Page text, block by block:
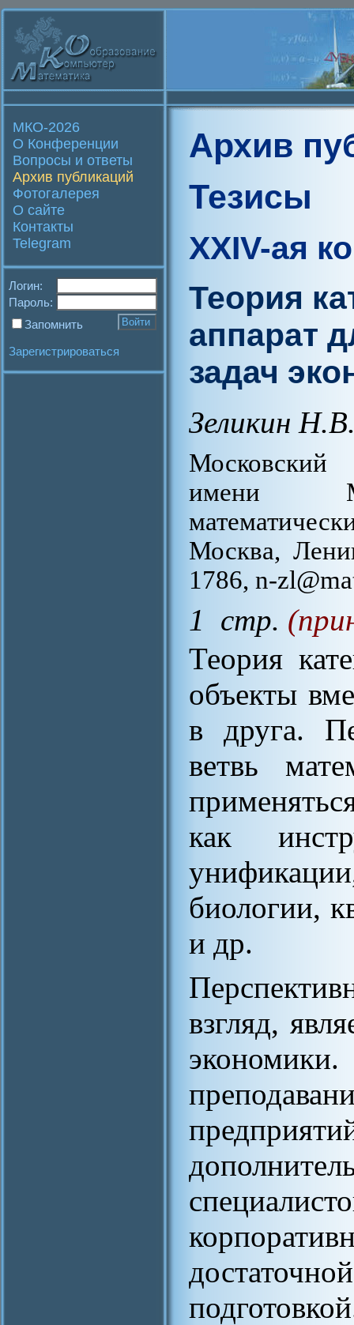
МКО-2026
О Конференции
Вопросы и ответы
Архив публикаций
Фотогалерея
О сайте
Контакты
Telegram
Логин:
Пароль:
Запомнить
Зарегистрироваться
Архив
Тезисы
XXIV-ая
Теория
аппарат
задач
Зеликин
Московский
имени
Москва,
1786, n-
1 стр.
Теория
объекты
в друга.
ветвь
как
биологии,
и др.
взгляд,